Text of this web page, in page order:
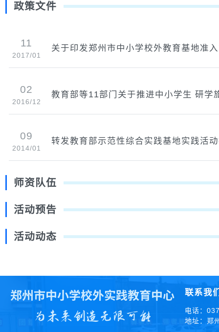
政策文件
11
2017/01
关于印发郑州市中小学校外教育基地准
02
2016/12
教育部等11部门关于推进中小学生 研学
09
2014/01
转发教育部示范性综合实践基地实践活
师资队伍
活动预告
活动动态
联系我
电话：
地址：郑